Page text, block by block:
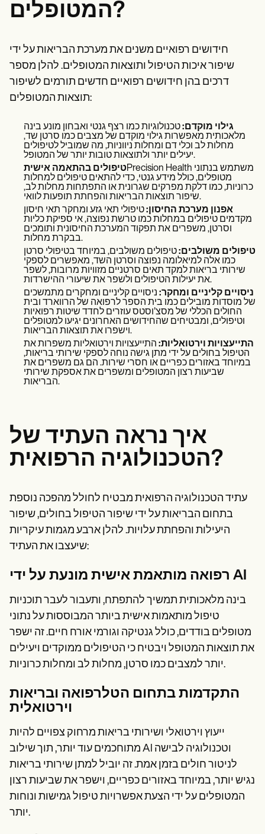
המטופלים?
חידושים רפואיים משנים את מערכת הבריאות על ידי
שיפור איכות הטיפול ותוצאות המטופלים. להלן מספר
דרכים בהן חידושים רפואיים חדשים תורמים לשיפור
תוצאות המטופלים:
גילוי מוקדם:טכנולוגיות כמו רצף גנטי ואבחון מונע בינה
מלאכותית מאפשרות גילוי מוקדם של מצבים כמו סרטן שד,
מחלות לב וכלי דם ומחלות ניווניות, מה שמוביל לטיפולים
יעילים יותר ולתוצאות טובות יותר של המטופל.
טיפולים בהתאמה אישיתPrecision Health משתמש בנתוני
מטופלים, כולל מידע גנטי, כדי להתאים טיפולים למחלות
כרוניות, כמו דלקת מפרקים שגרונית או התפתחות מחלות לב,
שיפור תוצאות הבריאות והפחתת תופעות לוואי.
אפנון מערכת החיסון:טיפולי תאי גזע ומחקר תאי חיסון
מקדמים טיפולים במחלות כמו טרשת נפוצה, אי ספיקת כליות
וסרטן, משפרים את תפקוד המערכת החיסונית ותומכים
בבקרת מחלות.
טיפולים משולבים:טיפולים משולבים, במיוחד בטיפולי סרטן
כמו אלה למיאלומה נפוצה וסרטן השד, מאפשרים לספקי
שירותי בריאות למקד תאים סרטניים מזוויות מרובות, לשפר
את יעילות הטיפולים ולשפר את שיעורי ההישרדות.
ניסויים קליניים ומחקר: ניסויים קליניים ומחקרים מתמשכים
של מוסדות מובילים כמו בית הספר לרפואה של הרווארד ובית
החולים הכללי של מסצ'וסטס עוזרים לחדד שיטות רפואיות
וטיפולים, ומבטיחים שהחידושים האחרונים יגיעו למטופלים
וישפרו את תוצאות הבריאות.
התייעצויות וירטואליות: התייעצויות וירטואליות משפרות את
הטיפול בחולים על ידי מתן גישה נוחה לספקי שירותי בריאות,
במיוחד באזורים כפריים או חסרי שירות. הם גם משפרים את
שביעות רצון המטופלים ומשפרים את אספקת שירותי
הבריאות.
איך נראה העתיד של
הטכנולוגיה הרפואית?
עתיד הטכנולוגיה הרפואית מבטיח לחולל מהפכה נוספת
בתחום הבריאות על ידי שיפור הטיפול בחולים, שיפור
היעילות והפחתת עלויות. להלן ארבע מגמות עיקריות
שיעצבו את העתיד:
רפואה מותאמת אישית מונעת על ידי AI
בינה מלאכותית תמשיך להתפתח, ותעבור לעבר תוכניות
טיפול מותאמות אישית ביותר המבוססות על נתוני
מטופלים בודדים, כולל גנטיקה וגורמי אורח חיים. זה ישפר
את תוצאות המטופל ויבטיח כי הטיפולים ממוקדים ויעילים
יותר למצבים כמו סרטן, מחלות לב ומחלות כרוניות.
התקדמות בתחום הטלרפואה ובריאות
וירטואלית
ייעוץ וירטואלי ושירותי בריאות מרחוק צפויים להיות
מתוחכמים עוד יותר, תוך שילוב AI וטכנולוגיה לבישה
לניטור חולים בזמן אמת. זה יוביל למתן שירותי בריאות
נגיש יותר, במיוחד באזורים כפריים, וישפר את שביעות רצון
המטופלים על ידי הצעת אפשרויות טיפול גמישות ונוחות
יותר.